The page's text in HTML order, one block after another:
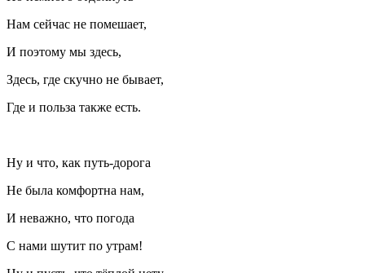
Нам сейчас не помешает,
И поэтому мы здесь,
Здесь, где скучно не бывает,
Где и польза также есть.
Ну и что, как путь-дорога
Не была комфортна нам,
И неважно, что погода
С нами шутит по утрам!